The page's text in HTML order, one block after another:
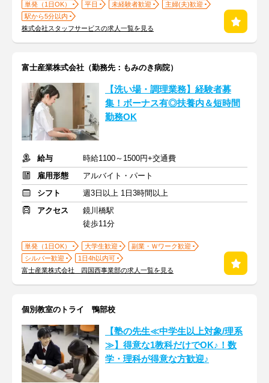
単発（1日OK） 平日 未経験者歓迎
主婦(夫)歓迎
駅から5分以内
株式会社スタッフサービスの求人一覧を見る
富士産業株式会社（勤務先：もみのき病院）
【洗い場・調理業務】経験者募
集！ボーナス有◎扶養内＆短時間
勤務OK
給与
時給1100～1500円+交通費
雇用形態
アルバイト・パート
シフト
週3日以上 1日3時間以上
アクセス
鏡川橋駅
徒歩11分
単発（1日OK） 大学生歓迎
副業・Ｗワーク歓迎
シルバー歓迎
1日4h以内可
富士産業株式会社 四国西事業部の求人一覧を見る
個別教室のトライ 鴨部校
【塾の先生≪中学生以上対象/理系
≫】得意な1教科だけでOK♪！数
学・理科が得意な方歓迎♪